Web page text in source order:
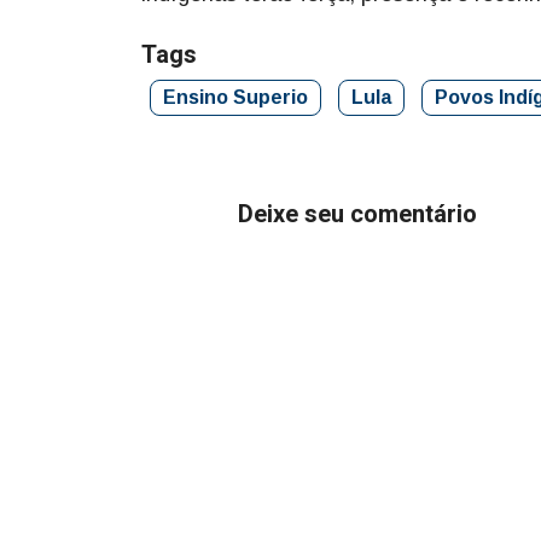
Tags
Ensino Superio Lula Povos
Deixe seu comentário